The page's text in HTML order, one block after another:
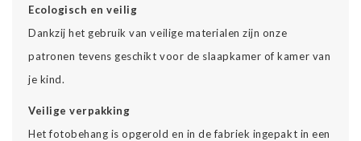
Ecologisch en veilig
Dankzij het gebruik van veilige materialen zijn onze
patronen tevens geschikt voor de slaapkamer of kamer van
je kind.
Veilige verpakking
Het fotobehang is opgerold en in de fabriek ingepakt in een